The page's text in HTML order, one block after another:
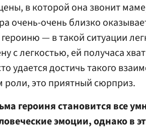
в которой она звонит
очень-очень близко
героиню — в такой ситуации
с легкостью, ей получаса
удается достичь такого
роли, это приятный сюрприз.
героиня становится все
эмоции, однако в